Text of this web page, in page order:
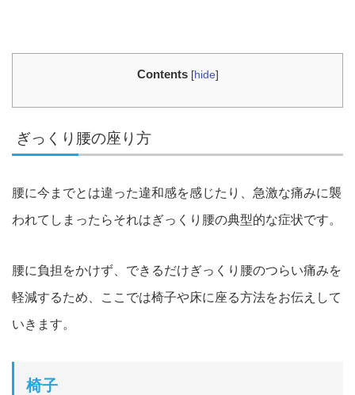
Contents [hide]
ぎっくり腰の座り方
腰に今までとは違った違和感を感じたり、急激な痛みに襲
われてしまったらそれはぎっくり腰の典型的な症状です。
腰に負担をかけず、できるだけぎっくり腰のつらい痛みを
軽減するため、ここでは椅子や床に座る方法をお伝えして
いきます。
椅子